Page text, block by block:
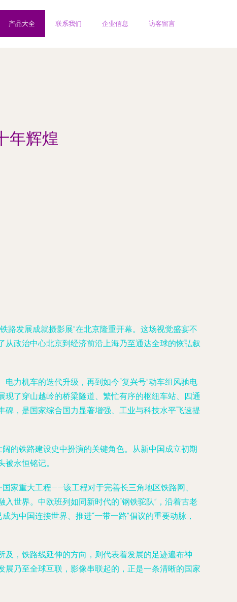
产品大全 联系我们 企业信息 访客留言
年辉煌
路发展成就摄影展”在北京隆重开幕。这场视觉盛宴不
政治中心北京到经济前沿上海乃至通达全球的恢弘叙
力机车的迭代升级，再到如今“复兴号”动车组风驰电
了穿山越岭的桥梁隧道、繁忙有序的枢纽车站、四通
，是国家综合国力显著增强、工业与科技水平飞速提
的铁路建设史中扮演的关键角色。从新中国成立初期
永恒铭记。
家重大工程——该工程对于完善长三角地区铁路网、
世界。中欧班列如同新时代的“钢铁驼队”，沿着古老
为中国连接世界、推进“一带一路”倡议的重要动脉，
，铁路线延伸的方向，则代表着发展的足迹遍布神
乃至全球互联，影像串联起的，正是一条清晰的国家